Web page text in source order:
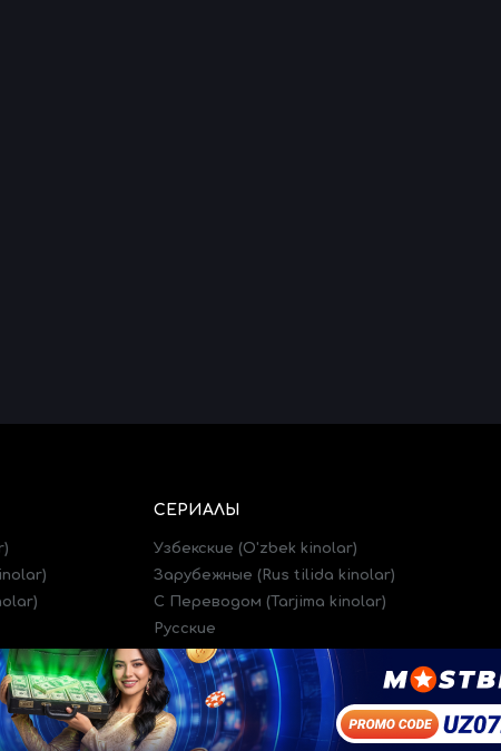
СЕРИАЛЫ
Узбекские (O'zbek kinolar)
Зарубежные (Rus tilida kinolar)
C Переводом (Tarjima kinolar)
Русские
Трейлеры (Treylerlar)